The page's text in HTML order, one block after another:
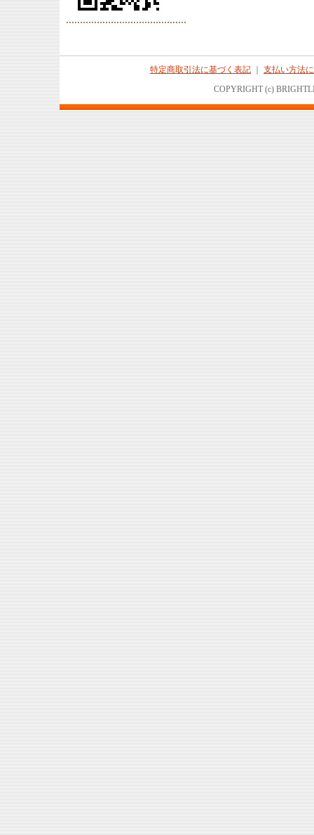
特定商取引法に基づく表記
支払い方法
COPYRIGHT (c)